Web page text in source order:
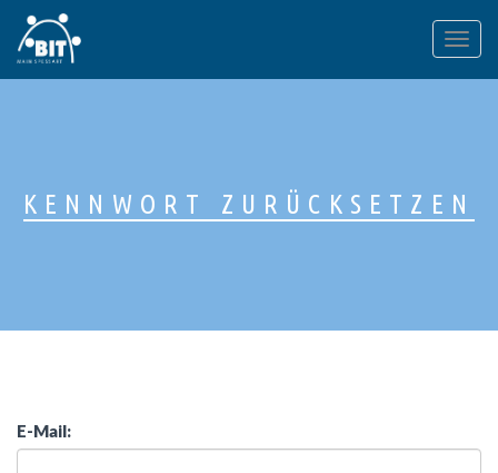
KENNWORT ZURÜCKSETZEN
E-Mail: